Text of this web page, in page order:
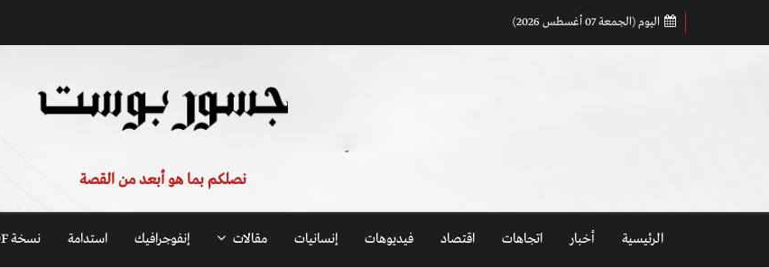
اليوم (الجمعة 07 أغسطس 2026)
نصلكم بما هو أبعد من القصة
الرئيسية أخبار اتجاهات اقتصاد فيديوهات إنسانيات مقالات إنفوجرافيك استدامة نسخة PDF